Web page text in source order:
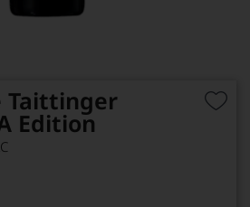
Taittinger
Edition